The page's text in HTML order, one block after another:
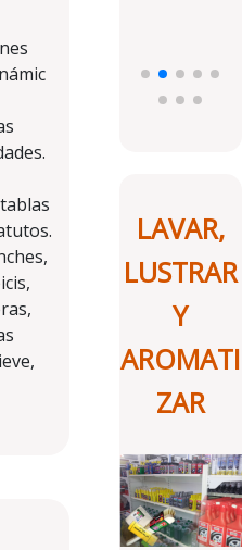
LAVAR,
LUSTRAR
Y
AROMATI
ZAR